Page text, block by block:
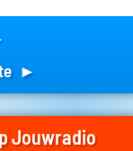
►
Jouwradio